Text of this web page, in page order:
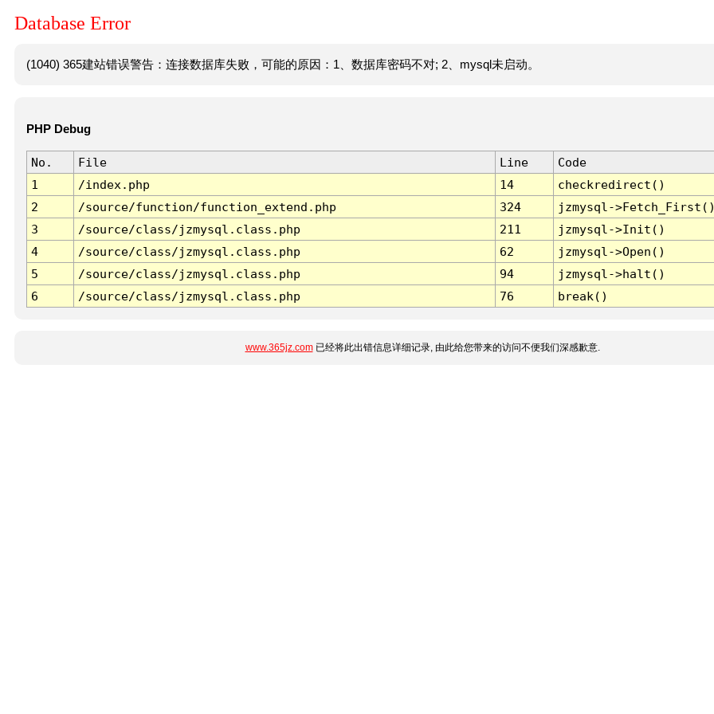
Database Error
(1040) 365建站错误警告：连接数据库失败，可能的原因：1、数据库密码不对; 2、mysql未启动。
PHP Debug
No. File Line
Code
1
/index.php 14
checkredirect()
2
/source/function/function_extend.php 324
jzmysql-
3
/source/class/jzmysql.class.php 211
jzmysql->Init()
4
/source/class/jzmysql.class.php 62
jzmysql->Open()
5
/source/class/jzmysql.class.php 94
jzmysql->halt()
6
/source/class/jzmysql.class.php 76 break()
www.365jz.com已经将此出错信息详细记录, 由此给您带来的访问不便我们深感歉意.